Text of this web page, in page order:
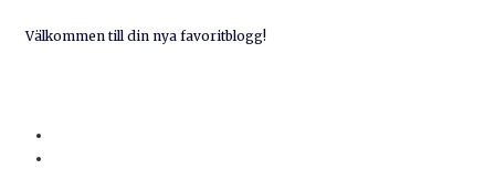
Välkommen till din nya favoritblogg!